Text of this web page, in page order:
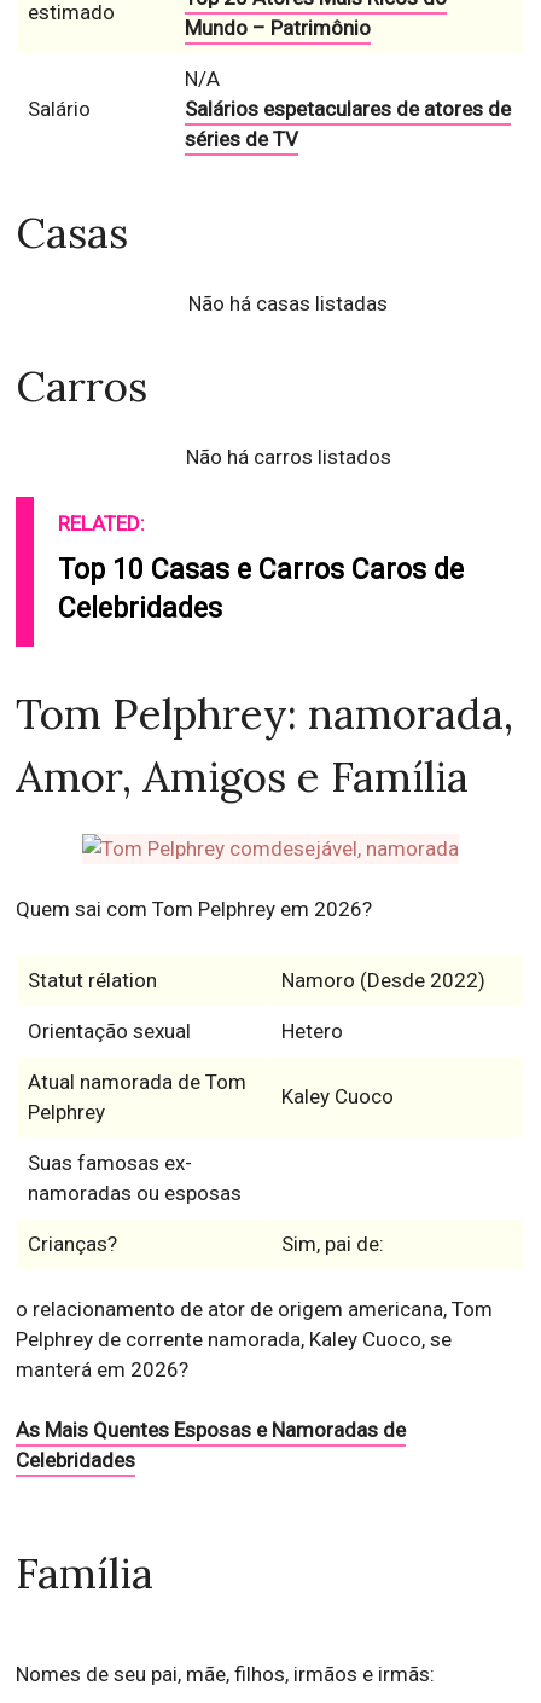
estimado
Mundo – Patrimônio
Salário
N/A
Salários espetaculares de atores de
séries de TV
Casas
Não há casas listadas
Carros
Não há carros listados
RELATED:
Top 10 Casas e Carros Caros de
Celebridades
Tom Pelphrey: namorada,
Amor, Amigos e Família
Quem sai com Tom Pelphrey em 2026?
Statut rélation Namoro (Desde 2022)
Orientação sexual Hetero
Atual namorada de Tom
Pelphrey
Kaley Cuoco
Suas famosas ex-
namoradas ou esposas
Crianças? Sim, pai de:
o relacionamento de ator de origem americana, Tom
Pelphrey de corrente namorada, Kaley Cuoco, se
manterá em 2026?
As Mais Quentes Esposas e Namoradas de
Celebridades
Família
Nomes de seu pai, mãe, filhos, irmãos e irmãs: